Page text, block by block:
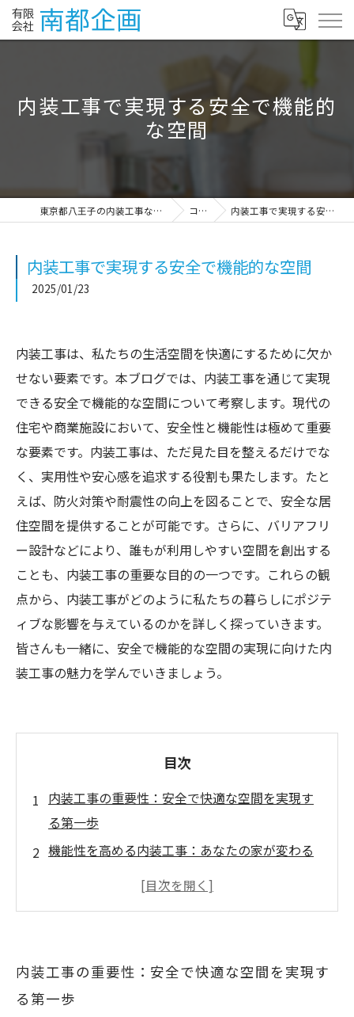
内装工事で実現する安全で機能的
な空間
東京都八王子の内装工事なら有限会社南都企画 コラム 内装工事で実現する安全で機能的な空間
内装工事で実現する安全で機能的な空間
2025/01/23
内装工事は、私たちの生活空間を快適にするために欠か
せない要素です。本ブログでは、内装工事を通じて実現
できる安全で機能的な空間について考察します。現代の
住宅や商業施設において、安全性と機能性は極めて重要
な要素です。内装工事は、ただ見た目を整えるだけでな
く、実用性や安心感を追求する役割も果たします。たと
えば、防火対策や耐震性の向上を図ることで、安全な居
住空間を提供することが可能です。さらに、バリアフリ
ー設計などにより、誰もが利用しやすい空間を創出する
ことも、内装工事の重要な目的の一つです。これらの観
点から、内装工事がどのように私たちの暮らしにポジテ
ィブな影響を与えているのかを詳しく探っていきます。
皆さんも一緒に、安全で機能的な空間の実現に向けた内
装工事の魅力を学んでいきましょう。
目次
内装工事の重要性：安全で快適な空間を実現す
る第一歩
機能性を高める内装工事：あなたの家が変わる
用しやすい空間へ
内装工事で生まれる新たな暮らし：実用性と美
内装工事の重要性：安全で快適な空間を実現す
る第一歩